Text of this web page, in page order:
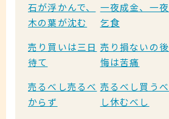
石が浮かんで、
木の葉が沈む
売り買いは三日
待て
売るべし売るべ
からず
一夜成金、一夜
乞食
売り損ないの後
悔は苦痛
売るべし買うべ
し休むべし